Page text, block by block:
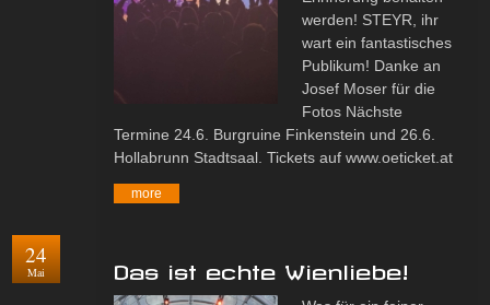
werden! STEYR, ihr
wart ein fantastisches
Publikum! Danke an
Josef Moser für die
Fotos Nächste
Termine 24.6. Burgruine Finkenstein und 26.6.
Hollabrunn Stadtsaal. Tickets auf www.oeticket.at
more
24
Mai Das ist echte Wienliebe!